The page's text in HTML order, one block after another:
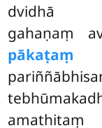
dvidhā
gahaṇaṃ